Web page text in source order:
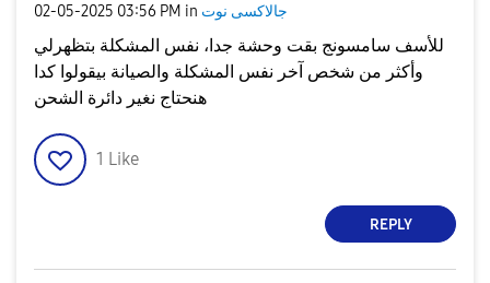
‎02-05-2025 03:56 PM in جالاكسى نوت
للأسف سامسونج بقت وحشة جدا، نفس المشكلة بتظهرلي
وأكثر من شخص آخر نفس المشكلة والصيانة بيقولوا كدا
هنحتاج نغير دائرة الشحن
1 Like
REPLY